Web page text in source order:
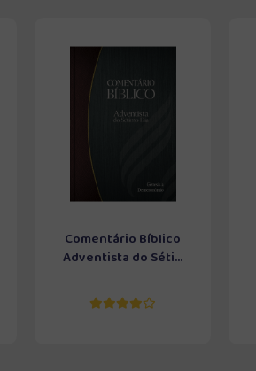
Comentário Bíblico
Adventista do Séti...